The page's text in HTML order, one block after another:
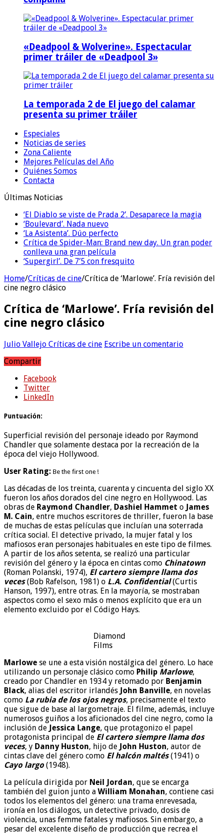
«Deadpool & Wolverine». Espectacular
primer tráiler de «Deadpool 3»
La temporada 2 de El juego del calamar
presenta su primer tráiler
Especiales
Noticias de series
Zona Caliente
Mejores Películas del Año
Quiénes Somos
Contacta
Últimas Noticias
‘El Diablo se viste de Prada 2’. Desaparece la magia
‘Boulevard’. Nada nuevo
‘La Asistenta’. Dúo perfecto
Crítica de Spider-Man: Brand new day. Un gran poder
conlleva una gran película
‘Supergirl’. De 7’5 con fresquito
Home/Críticas de cine/Crítica de ‘Marlowe’. Fría revisión del
cine negro clásico
Crítica de ‘Marlowe’. Fría revisión del
cine negro clásico
Julio Vallejo Críticas de cine Escribe un comentario
Compartir
Facebook
Twitter
LinkedIn
Puntuación:
Superficial revisión del personaje ideado por Raymond
Chandler que solamente destaca por la recreación de la
época del viejo Hollywood.
User Rating: Be the first one !
Las décadas de los treinta, cuarenta y cincuenta del siglo XX
fueron los años dorados del cine negro en Hollywood. Las
obras de Raymond Chandler, Dashiel Hammet o James
M. Cain, entre muchos escritores de thriller, fueron la base
de muchas de estas películas que incluían una soterrada
crítica social. El detective privado, la mujer fatal y los
mafiosos eran personajes habituales en este tipo de filmes.
A partir de los años setenta, se realizó una particular
revisión del género y la época en cintas como Chinatown
(Roman Polanski, 1974), El cartero siempre llama dos
veces(Bob Rafelson, 1981) o L.A. Confidential(Curtis
Hanson, 1997), entre otras. En la mayoría, se mostraban
aspectos como el sexo más o menos explícito que era un
elemento excluido por el Código Hays.
Diamond
Films
Marlowe se une a esta visión nostálgica del género. Lo hace
utilizando un personaje clásico como Philip Marlowe,
creado por Chandler en 1934 y retomado por Benjamin
Black, alias del escritor irlandés John Banville, en novelas
como La rubia de los ojos negros, precisamente el texto
que sigue de base al largometraje. El filme, además, incluye
numerosos guiños a los aficionados del cine negro, como la
inclusión de Jessica Lange, que protagonizo el papel
protagonista principal de El cartero siempre llama dos
veces, y Danny Huston, hijo de John Huston, autor de
cintas clave del género como El halcón maltés(1941) o
Cayo largo (1948).
La película dirigida por Neil Jordan, que se encarga
también del guion junto a William Monahan, contiene casi
todos los elementos del género: una trama enrevesada,
ironía en los diálogos, un detective privado, dosis de
violencia, unas femme fatales y mafiosos. Sin embargo, a
pesar del excelente diseño de producción que recrea el